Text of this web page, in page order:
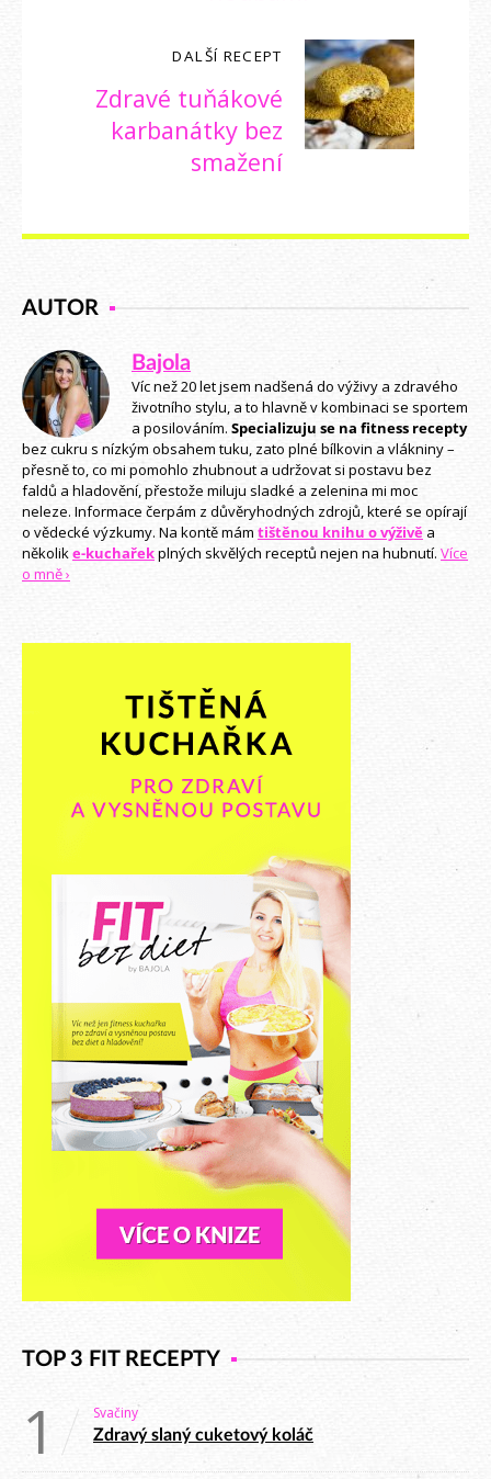
DALŠÍ RECEPT
Zdravé tuňákové
karbanátky bez
smažení
AUTOR
Bajola
Víc než 20 let jsem nadšená do výživy a zdravého
životního stylu, a to hlavně v kombinaci se sportem
a posilováním. Specializuju se na fitness recepty
bez cukru s nízkým obsahem tuku, zato plné bílkovin a vlákniny –
přesně to, co mi pomohlo zhubnout a udržovat si postavu bez
faldů a hladovění, přestože miluju sladké a zelenina mi moc
neleze. Informace čerpám z důvěryhodných zdrojů, které se opírají
o vědecké výzkumy. Na kontě mám tištěnou knihu o výživě a
několike-kuchařekplných skvělých receptů nejen na hubnutí. Více
o mně ›
TOP 3 FIT RECEPTY
1 Svačiny
Zdravý slaný cuketový koláč